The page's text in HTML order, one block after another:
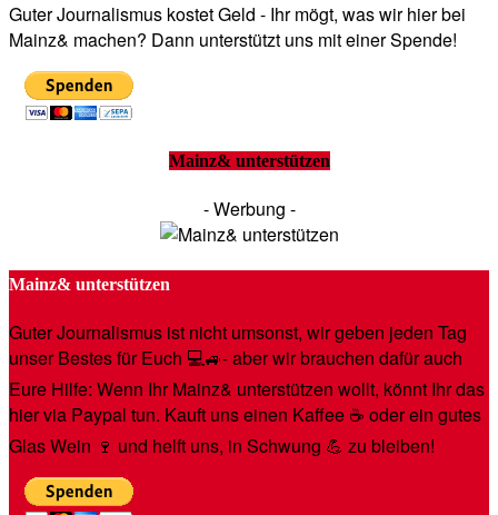
Guter Journalismus kostet Geld - Ihr mögt, was wir hier bei
Mainz& machen? Dann unterstützt uns mit einer Spende!
Mainz& unterstützen
- Werbung -
Mainz& unterstützen
Guter Journalismus ist nicht umsonst, wir geben jeden Tag
unser Bestes für Euch 💻🚙- aber wir brauchen dafür auch
Eure Hilfe: Wenn Ihr Mainz& unterstützen wollt, könnt Ihr das
hier via Paypal tun. Kauft uns einen Kaffee ☕️ oder ein gutes
Glas Wein 🍷 und helft uns, in Schwung 💪 zu bleiben!